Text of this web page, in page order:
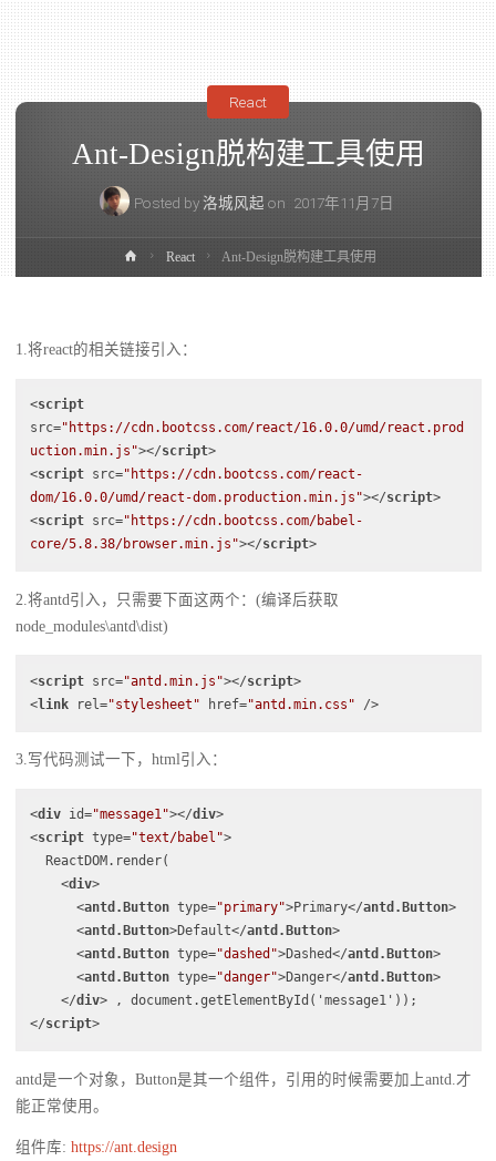
Ant-Design脱构建工具使用
Posted by 洛城风起 on 2017年11月7日
React
React Ant-Design脱构建工具使用
1.将react的相关链接引入：
<script
src="https://cdn.bootcss.com/react/16.0.0/umd/react.prod
uction.min.js"></script>
<script src="https://cdn.bootcss.com/react-
dom/16.0.0/umd/react-dom.production.min.js"></script>
<script src="https://cdn.bootcss.com/babel-
core/5.8.38/browser.min.js"></script>
2.将antd引入，只需要下面这两个：(编译后获取
node_modules\antd\dist)
<script src="antd.min.js"></script>
<link rel="stylesheet" href="antd.min.css" />
3.写代码测试一下，html引入：
<div id="message1"></div>
<script type="text/babel">
  ReactDOM
. render(
<div>
<antd. Button type="primary">Primary</antd. Button>
<antd. Button>Default</antd. Button>
<antd. Button type="dashed ">Dashed</antd. Button>
<antd. Button type="danger">Danger</antd. Button>
</div> , document.getElementById('message1') ) ;
</script>
antd是一个对象，Button是其一个组件，引用的时候需要加上antd.才
能正常使用。
组件库: https://ant.design